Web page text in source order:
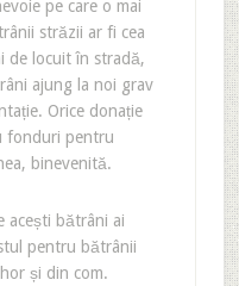
pe care o mai
străzii ar fi cea
de locuit în stradă,
ajung la noi grav
Orice donație
fonduri pentru
binevenită.
acești bătrâni ai
pentru bătrânii
și din com.